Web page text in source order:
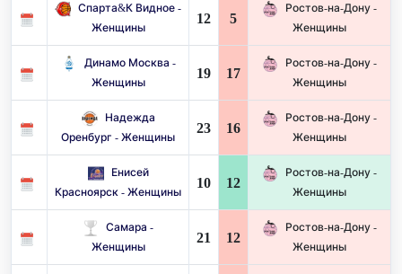
Спарта&К Видное -
Женщины
12 5
Ростов-на-Дону -
Женщины
Динамо Москва -
Женщины
19 17
Ростов-на-Дону -
Женщины
Надежда
Оренбург - Женщины
23 16
Ростов-на-Дону -
Женщины
Енисей
Красноярск - Женщины
10 12
Ростов-на-Дону -
Женщины
Самара -
Женщины
21 12
Ростов-на-Дону -
Женщины